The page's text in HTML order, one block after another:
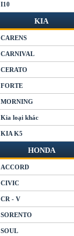
I10
KIA
CARENS
CARNIVAL
CERATO
FORTE
MORNING
Kia loại khác
KIA K5
HONDA
ACCORD
CIVIC
CR - V
SORENTO
SOUL